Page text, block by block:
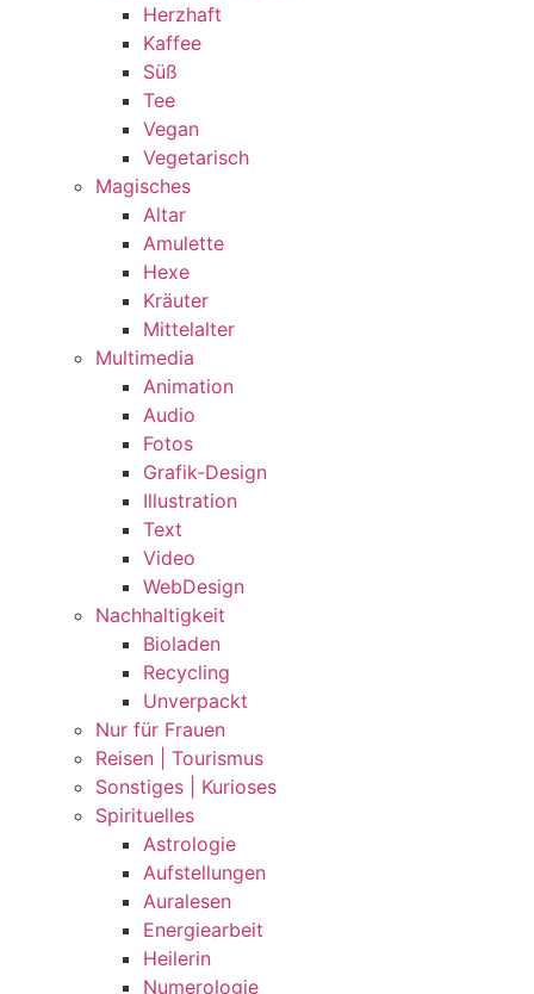
Herzhaft
Kaffee
Süß
Tee
Vegan
Vegetarisch
Magisches
Altar
Amulette
Hexe
Kräuter
Mittelalter
Multimedia
Animation
Audio
Fotos
Grafik-Design
Illustration
Text
Video
WebDesign
Nachhaltigkeit
Bioladen
Recycling
Unverpackt
Nur für Frauen
Reisen | Tourismus
Sonstiges | Kurioses
Spirituelles
Astrologie
Aufstellungen
Auralesen
Energiearbeit
Heilerin
Numerologie